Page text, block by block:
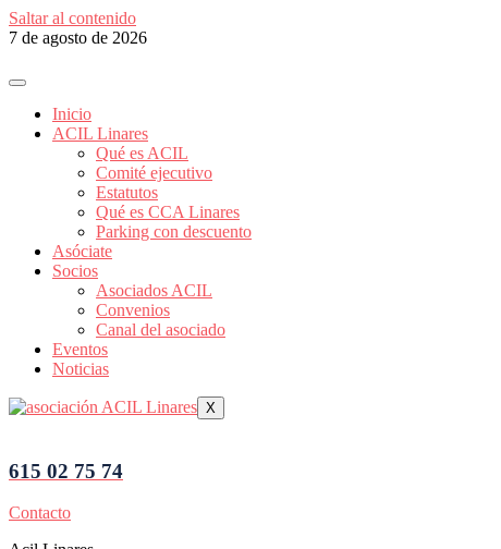
Saltar al contenido
7 de agosto de 2026
Inicio
ACIL Linares
Qué es ACIL
Comité ejecutivo
Estatutos
Qué es CCA Linares
Parking con descuento
Asóciate
Socios
Asociados ACIL
Convenios
Canal del asociado
Eventos
Noticias
X
615 02 75 74
Contacto